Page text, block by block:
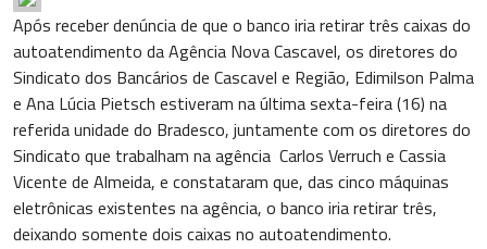
Após receber denúncia de que o banco iria retirar três caixas do
autoatendimento da Agência Nova Cascavel, os diretores do
Sindicato dos Bancários de Cascavel e Região, Edimilson Palma
e Ana Lúcia Pietsch estiveram na última sexta-feira (16) na
referida unidade do Bradesco, juntamente com os diretores do
Sindicato que trabalham na agência Carlos Verruch e Cassia
Vicente de Almeida, e constataram que, das cinco máquinas
eletrônicas existentes na agência, o banco iria retirar três,
deixando somente dois caixas no autoatendimento.